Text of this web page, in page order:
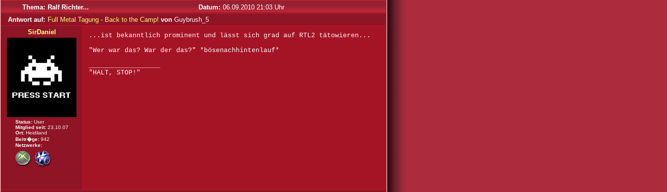
Thema: Ralf Richter... Datum: 06.09.2010 21:03 Uhr
Antwort auf: Full Metal Tagung - Back to the Camp! von Guybrush_5
SirDaniel
Status: User
Mitglied seit: 23.10.07
Ort: Heidiland
Beitr�ge: 942
Netzwerke:
...ist bekanntlich prominent und lässt sich grad auf RTL2 tätowieren...
"Wer war das? War der das?" *bösenachhintenlauf*
"HALT, STOP!"